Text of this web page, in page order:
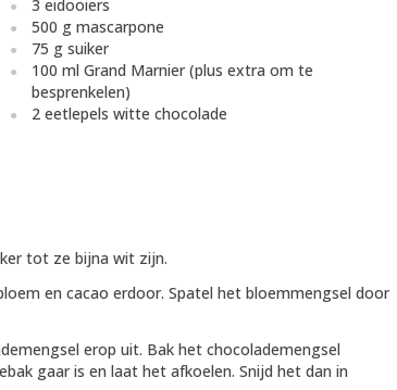
3 eidooiers
500 g mascarpone
75 g suiker
100 ml Grand Marnier (plus extra om te
besprenkelen)
2 eetlepels witte chocolade
tot ze bijna wit zijn.
en cacao erdoor. Spatel het bloemmengsel door
erop uit. Bak het chocolademengsel
gaar is en laat het afkoelen. Snijd het dan in